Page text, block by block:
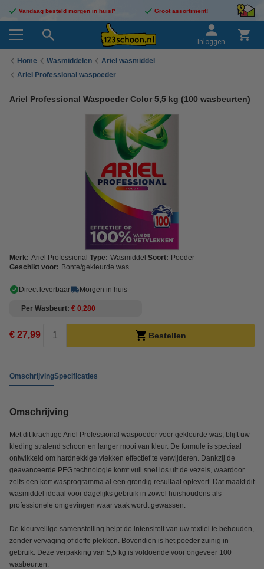
Vandaag besteld morgen in huis!* Groot assortiment!
Inloggen
Home Wasmiddelen
Ariel wasmiddel
Ariel Professional waspoeder
Ariel Professional Waspoeder Color 5,5 kg (100 wasbeurten)
Merk: Ariel Professional Type: Wasmiddel Soort: Poeder
Geschikt voor: Bonte/gekleurde was
Direct leverbaar Morgen in huis
Per Wasbeurt € 0,280
€ 27,99 Bestellen
OmschrijvingSpecificaties
Omschrijving
Met dit krachtige Ariel Professional waspoeder voor gekleurde was, blijft uw
kleding stralend schoon en langer mooi van kleur. De formule is speciaal
ontwikkeld om hardnekkige vlekken effectief te verwijderen. Dankzij de
geavanceerde PEG technologie komt vuil snel los uit de vezels, waardoor
zelfs een kort wasprogramma al een grondig resultaat oplevert. Dat maakt dit
wasmiddel ideaal voor dagelijks gebruik in zowel huishoudens als
professionele omgevingen waar vaak wordt gewassen.
De kleurveilige samenstelling helpt de intensiteit van uw textiel te behouden,
zonder vervaging of doffe plekken. Bovendien is het poeder zuinig in
gebruik. Deze verpakking van 5,5 kg is voldoende voor ongeveer 100
wasbeurten.